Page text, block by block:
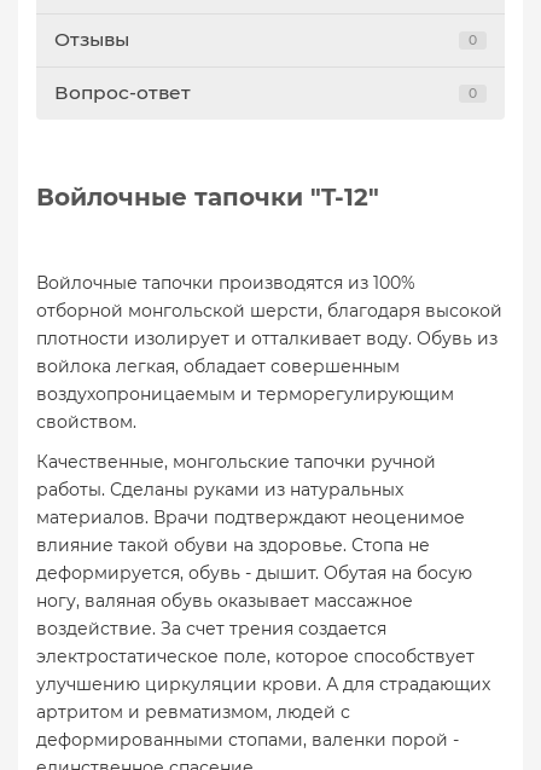
Отзывы 0
Вопрос-ответ 0
Войлочные тапочки "T-12"
Войлочные тапочки производятся из 100%
отборной монгольской шерсти, благодаря высокой
плотности изолирует и отталкивает воду. Обувь из
войлока легкая, обладает совершенным
воздухопроницаемым и терморегулирующим
свойством.
Качественные, монгольские тапочки ручной
работы. Сделаны руками из натуральных
материалов. Врачи подтверждают неоценимое
влияние такой обуви на здоровье. Стопа не
деформируется, обувь - дышит. Обутая на босую
ногу, валяная обувь оказывает массажное
воздействие. За счет трения создается
электростатическое поле, которое способствует
улучшению циркуляции крови. А для страдающих
артритом и ревматизмом, людей с
деформированными стопами, валенки порой -